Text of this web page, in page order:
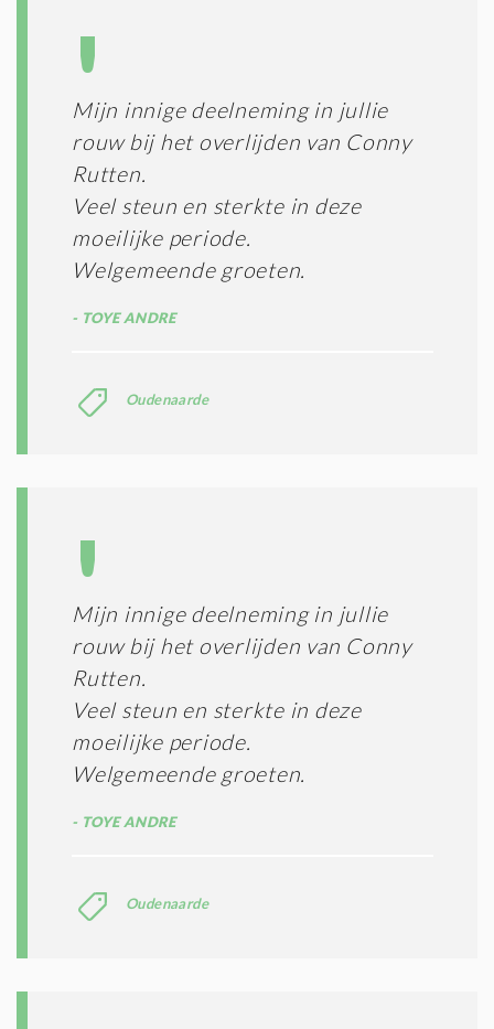
Mijn innige deelneming in jullie
rouw bij het overlijden van Conny
Rutten.
Veel steun en sterkte in deze
moeilijke periode.
Welgemeende groeten.
TOYE ANDRE
Oudenaarde
Mijn innige deelneming in jullie
rouw bij het overlijden van Conny
Rutten.
Veel steun en sterkte in deze
moeilijke periode.
Welgemeende groeten.
TOYE ANDRE
Oudenaarde